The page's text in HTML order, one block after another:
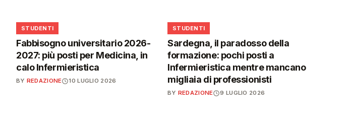
🎓
STUDENTI
Fabbisogno universitario 2026-
2027: più posti per Medicina, in
calo Infermieristica
BY REDAZIONE 10 LUGLIO 2026
🎓
STUDENTI
Sardegna, il paradosso della
formazione: pochi posti a
Infermieristica mentre mancano
migliaia di professionisti
BY REDAZIONE 9 LUGLIO 2026